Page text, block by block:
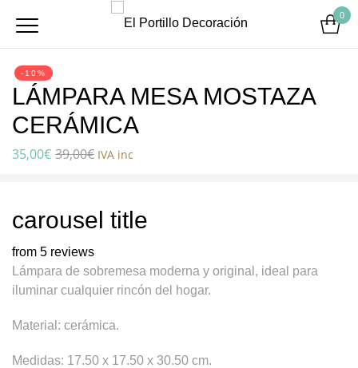
0
-10%
LÁMPARA MESA MOSTAZA
CERÁMICA
39,00€
35,00€ IVA inc
carousel title
from 5 reviews
Lámpara de sobremesa moderna y original, ideal para
iluminar cualquier rincón del hogar.
Material: cerámica.
Medidas: 17.50 x 17.50 x 30.50 cm.